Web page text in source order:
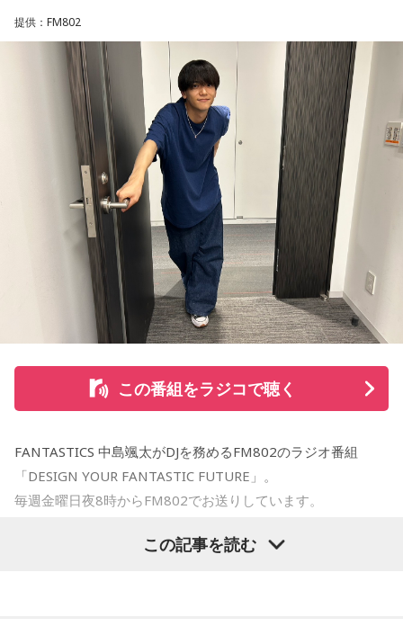
武道館公演に向けては、メンバーやスタッフと準備を重ね、
「できることは全部やってきた」と話す。だからこそ、当日
は「真っ白な気持ち」でステージに立ちたいという。「始ま
った流れの中で自然に流れていく。みんなのエネルギーを全
部受け取って、流れのまま流れていく一夜を過ごせたらいい
のかなって」
森友にとって、ライブは事前にすべてを決めるものではな
い。観客の拍手や歌声、歓声、表情、涙など、その場で生ま
れるものを受け取ることで、「その一夜の一瞬一瞬が生まれ
ていく」と語った。また、今回のラストライブツアーについ
て、「ライブというよりは、俺たちにとっては生き様、生き
方をこういう形に選んだ。だからライブじゃなくて生き様そ
のものだった」と振り返った。「ライブを完璧にちゃんとや
るってことがゴールじゃなくて、限りある時間の中で今日と
いう一日を、一夜を、この瞬間を全力で生きること。その積
み重ねなんじゃないのかな」
日本武道館でのファイナルも、最後だから特別なのではな
く、「この一夜を俺たちらしく、その日を精一杯最高に生き
たい」と森友。番組では、今回のツアーで語られてきた物語
をもとに制作した絵本を、武道館公演で販売することも発表
提供：FM802
この番組をラジコで聴く
FANTASTICS 中島颯太がDJを務めるFM802のラジオ番組
「DESIGN YOUR FANTASTIC FUTURE」。
毎週金曜日夜8時からFM802でお送りしています。
今夜は録音そたでお届けしました！お付き合いいただきあり
この記事を読む